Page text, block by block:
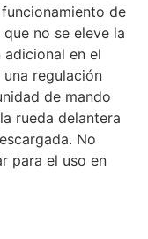
de
no se eleve la
adicional en el
regulación
de mando
rueda delantera
No
para el uso en